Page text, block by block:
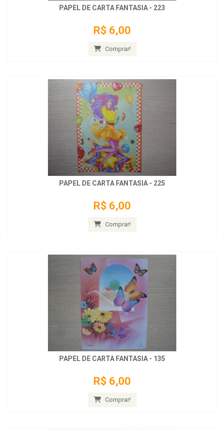
PAPEL DE CARTA FANTASIA - 223
R$ 6,00
Comprar!
PAPEL DE CARTA FANTASIA - 225
R$ 6,00
Comprar!
PAPEL DE CARTA FANTASIA - 135
R$ 6,00
Comprar!